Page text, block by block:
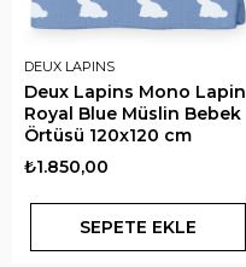
DEUX LAPINS
Deux Lapins Mono Lapin
Royal Blue Müslin Bebek
Örtüsü 120x120 cm
₺1.850,00
SEPETE EKLE